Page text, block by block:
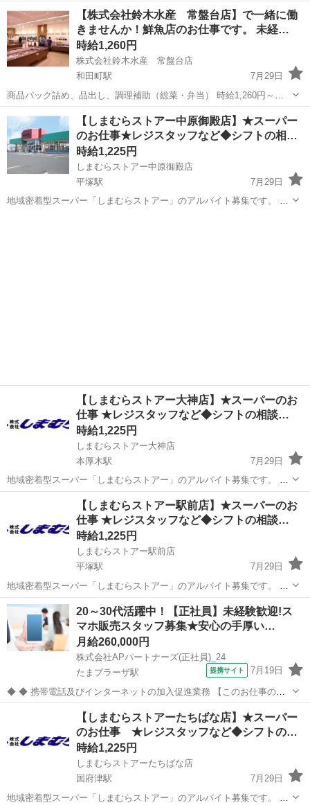
【株式会社鈴木水産 常盤台店】で一緒に働
きませんか！鮮魚店のお仕事です。 未経…
時給1,260円
株式会社鈴木水産 常盤台店
和田町駅
7月29日
商品パック詰め、品出し、調理補助（総菜・弁当） 時給1,260円～
土・日・祝：時給1,360円 お魚屋さんでの勤務ですが、お仕事では包
丁を使いません。 お任せするのは、商品のパック詰め、品出し、お惣
菜の盛り付け...
神奈川 横浜市 和田町駅 スーパー 水産
【しまむらストアー中原御殿店】★スーパー
のお仕事★レジスタッフなど◆シフトの相…
時給1,225円
しまむらストアー中原御殿店
平塚駅
7月29日
地域密着型スーパー「しまむらストアー」のアルバイト募集です。 ■
【しまむらストアー大神店】★スーパーのお
仕事 ★レジスタッフなど◆シフトの相談…
時給1,225円
しまむらストアー大神店
本厚木駅
7月29日
地域密着型スーパー「しまむらストアー」のアルバイト募集です。 ■
アルバイト 時給1,225円～（平日・日曜一律） ■パート 時給
1,228円～（日曜1,278円） ※パートは全て入社3か月まで時給1,2...
本厚木駅 スーパー しまむら
【しまむらストアー駅前店】★スーパーのお
仕事 ★レジスタッフなど◆シフトの相談…
時給1,225円
しまむらストアー駅前店
平塚駅
7月29日
地域密着型スーパー「しまむらストアー」のアルバイト募集です。 ■
アルバイト 時給1,225円～（平日・日曜一律） ■パート 時給
1,228円～（日曜1,278円） ※パートは全て入社3か月まで時給1,2...
神奈川 平塚市 平塚駅 スーパー しまむら
20～30代活躍中！【正社員】未経験歓迎!ス
マホ販売スタッフ募集★安心の手厚い…
月給260,000円
株式会社APパートナーズ(正社員)_24
たまプラーザ駅
提携サイト 7月19日
◆ ◆ 携帯電話及びインターネットの加入促進業務 【このお仕事のお
すすめポイント】 ・ゼロからでも始められる充実の研修制度！ ・分か
らないことは先輩スタッフにすぐ聞ける！手厚いサポート体制あり！
・働きやすい環境で長く...
たまプラーザ駅 携帯ショップ
【しまむらストアーたちばな店】★スーパー
のお仕事 ★レジスタッフなど◆シフトの…
時給1,225円
しまむらストアーたちばな店
国府津駅
7月29日
地域密着型スーパー「しまむらストアー」のアルバイト募集です。 ■